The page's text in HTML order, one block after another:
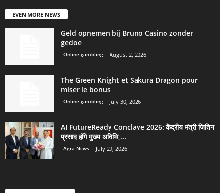
EVEN MORE NEWS
Geld opnemen bij Bruno Casino zonder
gedoe
Online gambling August 2, 2026
The Green Knight et Sakura Dragon pour
miser le bonus
Online gambling July 30, 2026
AI FutureReady Conclave 2026: केंद्रीय मंत्री जितिन
प्रसाद होंगे मुख्य अतिथि,...
Agra News July 29, 2026